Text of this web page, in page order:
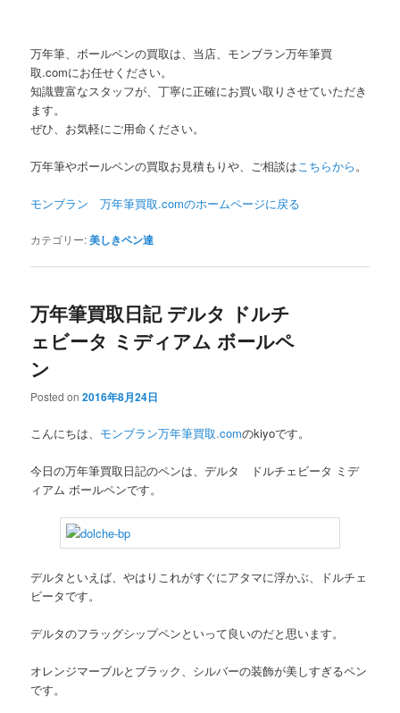
万年筆、ボールペンの買取は、当店、モンブラン万年筆買
取.comにお任せください。
知識豊富なスタッフが、丁寧に正確にお買い取りさせていただき
ます。
ぜひ、お気軽にご用命ください。
万年筆やボールペンの買取お見積もりや、ご相談はこちらから。
モンブラン 万年筆買取.comのホームページに戻る
カテゴリー:美しきペン達
万年筆買取日記 デルタ ドルチ
ェビータ ミディアム ボールペ
ン
Posted on2016年8月24日
こんにちは、 モンブラン万年筆買取.comのkiyoです。
今日の万年筆買取日記のペンは、デルタ ドルチェビータ ミデ
ィアム ボールペンです。
デルタといえば、やはりこれがすぐにアタマに浮かぶ、ドルチェ
ビータです。
デルタのフラッグシップペンといって良いのだと思います。
オレンジマーブルとブラック、シルバーの装飾が美しすぎるペン
です。